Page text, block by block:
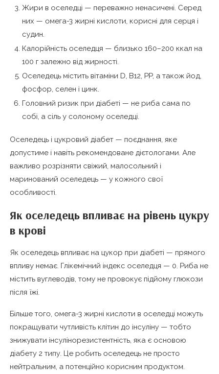
Жири в оселедці — переважно ненасичені. Серед
них — омега-3 жирні кислоти, корисні для серця і
судин.
Калорійність оселедця — близько 160–200 ккал на
100 г залежно від жирності.
Оселедець містить вітаміни D, B12, PP, а також йод,
фосфор, селен і цинк.
Головний ризик при діабеті — не риба сама по
собі, а сіль у солоному оселедці.
Оселедець і цукровий діабет — поєднання, яке
допустиме і навіть рекомендоване дієтологами. Але
важливо розрізняти свіжий, малосольний і
маринований оселедець — у кожного свої
особливості.
Як оселедець впливає на рівень цукру
в крові
Як оселедець впливає на цукор при діабеті — прямого
впливу немає. Глікемічний індекс оселедця — 0. Риба не
містить вуглеводів, тому не провокує підйому глюкози
після їжі.
Більше того, омега-3 жирні кислоти в оселедці можуть
покращувати чутливість клітин до інсуліну — тобто
знижувати інсулінорезистентність, яка є основою
діабету 2 типу. Це робить оселедець не просто
нейтральним, а потенційно корисним продуктом.